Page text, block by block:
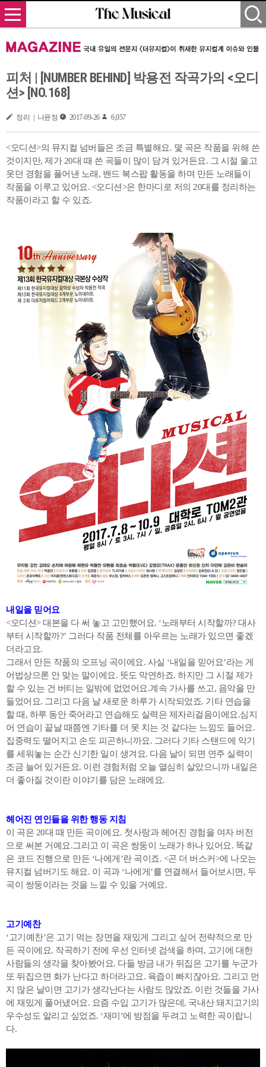
피처 | [NUMBER BEHIND] 박용전 작곡가의 <오디
션> [NO.168]
정리 | 나윤정 2017-09-26 6,057
<오디션>의 뮤지컬 넘버들은 조금 특별해요. 몇 곡은 작품을 위해 쓴
것이지만, 제가 20대 때 쓴 곡들이 많이 담겨 있거든요. 그 시절 울고
웃던 경험을 풀어낸 노래, 밴드 복스팝 활동을 하며 만든 노래들이
작품을 이루고 있어요. <오디션>은 한마디로 저의 20대를 정리하는
작품이라고 할 수 있죠.
내일을 믿어요
<오디션> 대본을 다 써 놓고 고민했어요. ‘노래부터 시작할까? 대사
부터 시작할까?’ 그러다 작품 전체를 아우르는 노래가 있으면 좋겠
더라고요.
그래서 만든 작품의 오프닝 곡이에요. 사실 ‘내일을 믿어요’라는 게
어법상으론 안 맞는 말이에요. 뜻도 막연하죠. 하지만 그 시절 제가
할 수 있는 건 버티는 일밖에 없었어요.계속 가사를 쓰고, 음악을 만
들었어요. 그리고 다음 날 새로운 하루가 시작되었죠. 기타 연습을
할 때, 하루 동안 죽어라고 연습해도 실력은 제자리걸음이에요.심지
어 연습이 끝날 때쯤엔 기타를 더 못 치는 것 같다는 느낌도 들어요.
집중력도 떨어지고 손도 피곤하니까요. 그러다 기타 스탠드에 악기
를 세워놓는 순간 신기한 일이 생겨요. 다음 날이 되면 연주 실력이
조금 늘어 있거든요. 이런 경험처럼 오늘 열심히 살았으니까 내일은
더 좋아질 것이란 이야기를 담은 노래에요.
헤어진 연인들을 위한 행동지침
이 곡은 20대 때 만든 곡이에요. 첫사랑과 헤어진 경험을 여자 버전
으로 써본 거예요.그리고 이 곡은 쌍둥이 노래가 하나 있어요. 똑같
은 코드 진행으로 만든 ‘나에게’란 곡이죠. <곤 더 버스커>에 나오는
뮤지컬 넘버기도 해요. 이 곡과 ‘나에게’를 연결해서 들어보시면, 두
곡이 쌍둥이라는 것을 느낄 수 있을 거예요.
고기예찬
‘고기예찬’은 고기 먹는 장면을 재밌게 그리고 싶어 전략적으로 만
든 곡이에요. 작곡하기 전에 우선 인터넷 검색을 하며, 고기에 대한
사람들의 생각을 찾아봤어요. 다들 방금 내가 뒤집은 고기를 누군가
또 뒤집으면 화가 난다고 하더라고요. 육즙이 빠지잖아요. 그리고 먼
지 많은 날이면 고기가 생각난다는 사람도 많았죠. 이런 것들을 가사
에 재밌게 풀어냈어요. 요즘 수입 고기가 많은데, 국내산 돼지고기의
우수성도 알리고 싶었죠. ‘재미’에 방점을 두려고 노력한 곡이랍니
다.